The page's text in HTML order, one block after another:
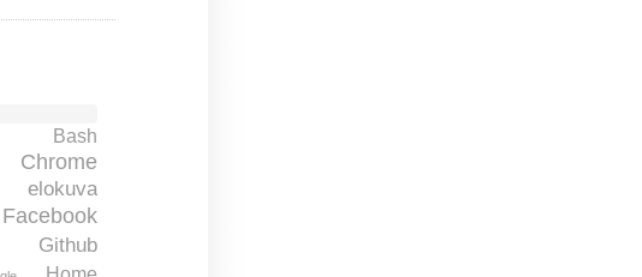
Bash
Chrome
elokuva
Facebook
Github